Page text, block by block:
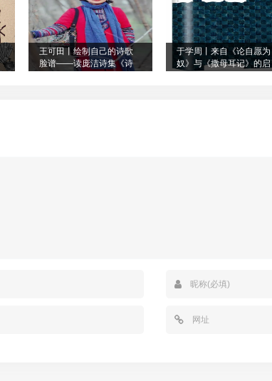
王可田丨绘制自己的诗歌
脸谱——读庞洁诗集《诗
于学周丨来自《论自愿为
奴》与《撒母耳记》的启